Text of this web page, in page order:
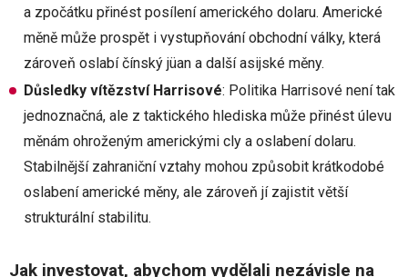
a zpočátku přinést posílení amerického dolaru. Americké
měně může prospět i vystupňování obchodní války, která
zároveň oslabí čínský jüan a další asijské měny.
Důsledky vítězství Harrisové: Politika Harrisové není tak
jednoznačná, ale z taktického hlediska může přinést úlevu
měnám ohroženým americkými cly a oslabení dolaru.
Stabilnější zahraniční vztahy mohou způsobit krátkodobé
oslabení americké měny, ale zároveň jí zajistit větší
strukturální stabilitu.
Jak investovat, abychom vydělali nezávisle na